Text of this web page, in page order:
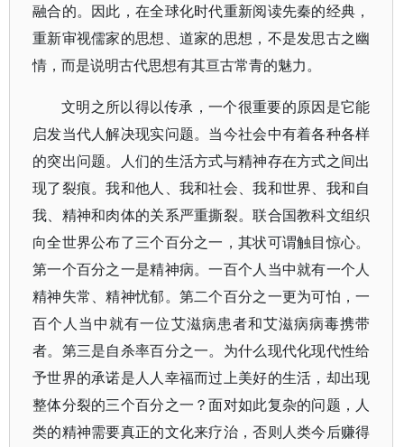
融合的。因此，在全球化时代重新阅读先秦的经典，
重新审视儒家的思想、道家的思想，不是发思古之幽
情，而是说明古代思想有其亘古常青的魅力。
文明之所以得以传承，一个很重要的原因是它能
启发当代人解决现实问题。当今社会中有着各种各样
的突出问题。人们的生活方式与精神存在方式之间出
现了裂痕。我和他人、我和社会、我和世界、我和自
我、精神和肉体的关系严重撕裂。联合国教科文组织
向全世界公布了三个百分之一，其状可谓触目惊心。
第一个百分之一是精神病。一百个人当中就有一个人
精神失常、精神忧郁。第二个百分之一更为可怕，一
百个人当中就有一位艾滋病患者和艾滋病病毒携带
者。第三是自杀率百分之一。为什么现代化现代性给
予世界的承诺是人人幸福而过上美好的生活，却出现
整体分裂的三个百分之一？面对如此复杂的问题，人
类的精神需要真正的文化来疗治，否则人类今后赚得